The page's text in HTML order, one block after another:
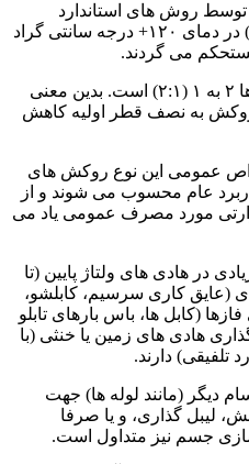
روش های استاندارد
صنعتی (سشوار صنعتی یا سرپیک) در دمای ۱۲۰+ درجه سانتی گراد
می گردند.
ضریب جمع شوندگی این روکش ها ۲ به ۱ (۲:۱) است. بدین معنی
به نصف قطر اولیه کاهش
عمومی این نوع روکش های
عام محسوب می شوند و از
مورد مصرف عمومی یاد می
در هادی های ولتاژ پایین (تا
(عایق کاری سرسیم، کابلشو،
(کابل ها، باس بارهای تابلو
هادی های زمین یا خنثی (با
تلفیقی) دارند.
دیگر (مانند لوله ها) جهت
لیبل گذاری، و یا صرفا
جسم نیز متداول است.